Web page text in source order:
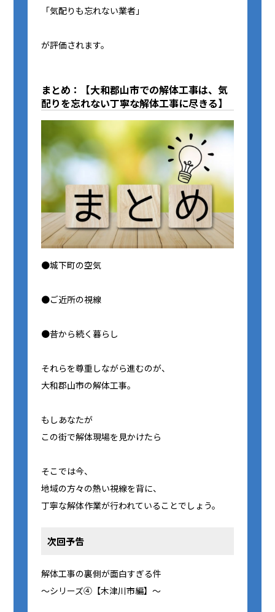
「気配りも忘れない業者」
が評価されます。
まとめ：【大和郡山市での解体工事は、気
配りを忘れない丁寧な解体工事に尽きる】
●城下町の空気
●ご近所の視線
●昔から続く暮らし
それらを尊重しながら進むのが、
大和郡山市の解体工事。
もしあなたが
この街で解体現場を見かけたら――
そこでは今、
地域の方々の熱い視線を背に、
丁寧な解体作業が行われていることでしょう。
次回予告
解体工事の裏側が面白すぎる件
～シリーズ④【木津川市編】～